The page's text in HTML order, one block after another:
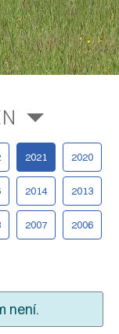
2021 2020
2014 2013
2007 2006
není.